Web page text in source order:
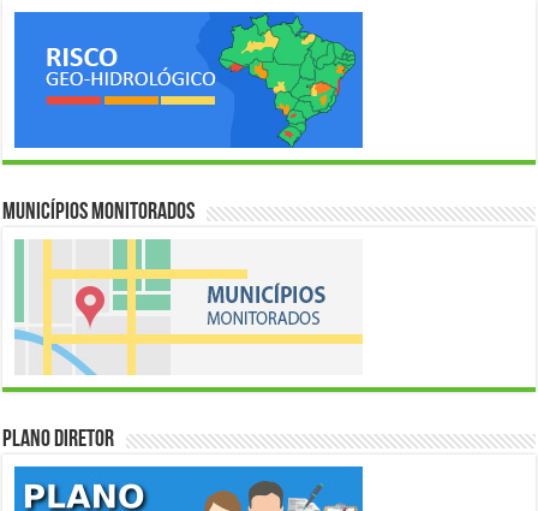
Municípios Monitorados
Plano Diretor